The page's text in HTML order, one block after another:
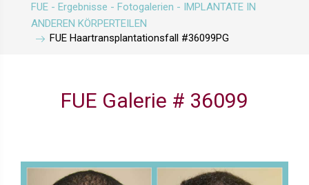
FUE - Ergebnisse - Fotogalerien - IMPLANTATE IN
ANDEREN KÖRPERTEILEN
FUE Haartransplantationsfall #36099PG
FUE Galerie # 36099